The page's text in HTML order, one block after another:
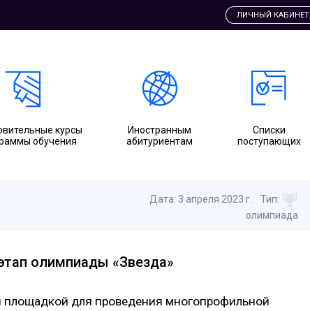
ЛИЧНЫЙ КАБИНЕТ
курсы
обучения
Иностранным
абитуриентам
Cписки
поступающих
Дата: 3 апреля 2023 г.
Тип:
олимпиада
олимпиады «Звезда»
площадкой для проведения многопрофильной